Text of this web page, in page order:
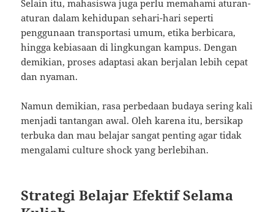
Selain itu, mahasiswa juga perlu memahami aturan-
aturan dalam kehidupan sehari-hari seperti
penggunaan transportasi umum, etika berbicara,
hingga kebiasaan di lingkungan kampus. Dengan
demikian, proses adaptasi akan berjalan lebih cepat
dan nyaman.
Namun demikian, rasa perbedaan budaya sering kali
menjadi tantangan awal. Oleh karena itu, bersikap
terbuka dan mau belajar sangat penting agar tidak
mengalami culture shock yang berlebihan.
Strategi Belajar Efektif Selama